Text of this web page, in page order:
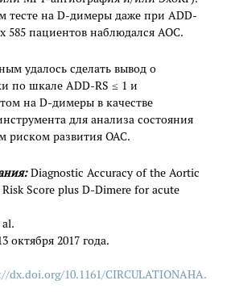
тесте на D-димеры даже при ADD-
585 пациентов наблюдался АОС.
удалось сделать вывод о
по шкале ADD-RS ≤ 1 и
на D-димеры в качестве
для анализа состояния
риском развития ОАС.
Diagnostic Accuracy of the Aortic
Score plus D-Dimere for acute
октября 2017 года.
dx.doi.org/10.1161/CIRCULATIONAHA.